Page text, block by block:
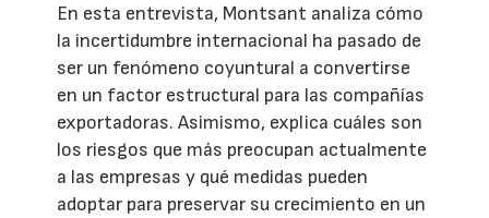
En esta entrevista, Montsant analiza cómo
la incertidumbre internacional ha pasado de
ser un fenómeno coyuntural a convertirse
en un factor estructural para las compañías
exportadoras. Asimismo, explica cuáles son
los riesgos que más preocupan actualmente
a las empresas y qué medidas pueden
adoptar para preservar su crecimiento en un